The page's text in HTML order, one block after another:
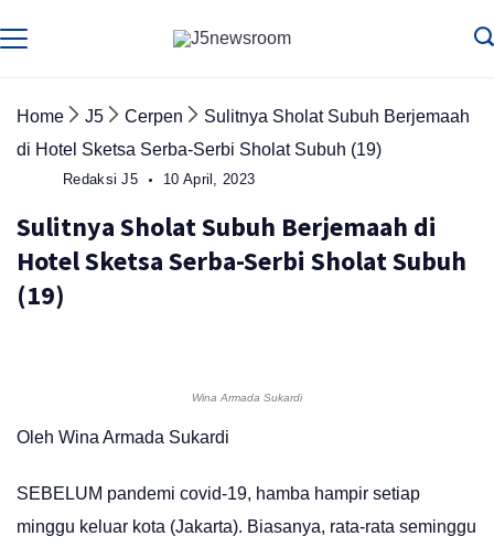
to
Home J5 Cerpen
Sulitnya Sholat Subuh Berjemaah
di Hotel Sketsa Serba-Serbi Sholat Subuh (19)
Redaksi J5 10 April, 2023
Sulitnya Sholat Subuh Berjemaah di
Hotel Sketsa Serba-Serbi Sholat Subuh
(19)
Wina Armada Sukardi
Oleh Wina Armada Sukardi
SEBELUM pandemi covid-19, hamba hampir setiap
minggu keluar kota (Jakarta). Biasanya, rata-rata seminggu